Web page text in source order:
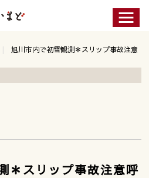
旭川市内で初雪観測＊スリップ事故注意
＊スリップ事故注意呼